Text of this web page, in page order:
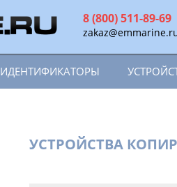
8 (800) 511-89-69
ИДЕНТИФИКАТОРЫ
УСТРОЙСТВА